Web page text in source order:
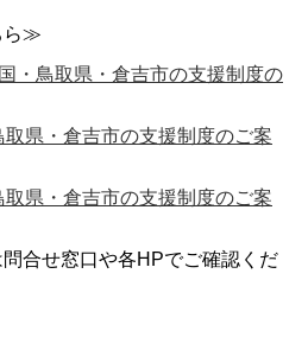
ら≫
・鳥取県・倉吉市の支援制度の
取県・倉吉市の支援制度のご案
取県・倉吉市の支援制度のご案
合せ窓口や各HPでご確認くだ